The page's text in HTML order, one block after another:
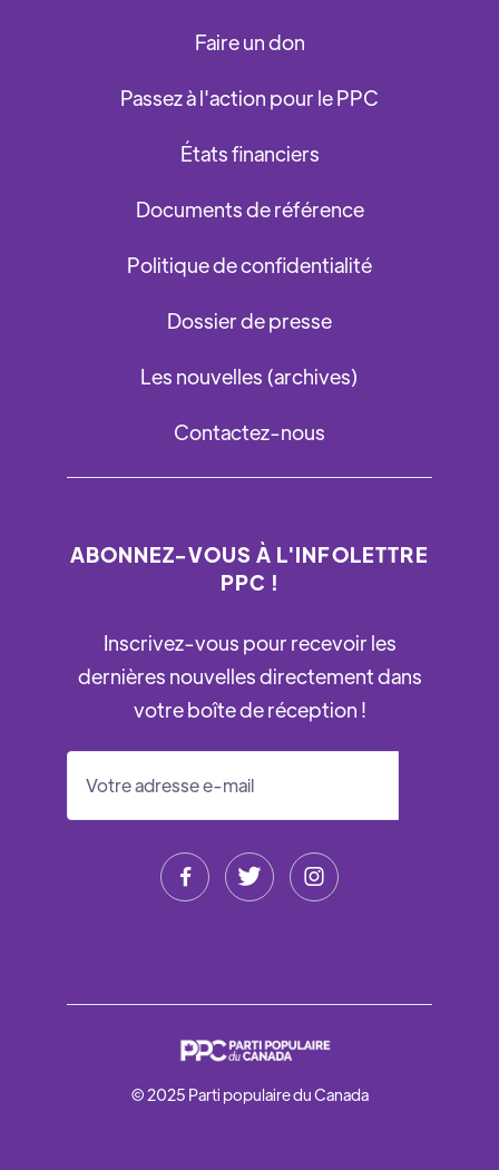
Faire un don
Passez à l'action pour le PPC
États financiers
Documents de référence
Politique de confidentialité
Dossier de presse
Les nouvelles (archives)
Contactez-nous
ABONNEZ-VOUS À L'INFOLETTRE
PPC !
Inscrivez-vous pour recevoir les
dernières nouvelles directement dans
votre boîte de réception !
  
© 2025 Parti populaire du Canada